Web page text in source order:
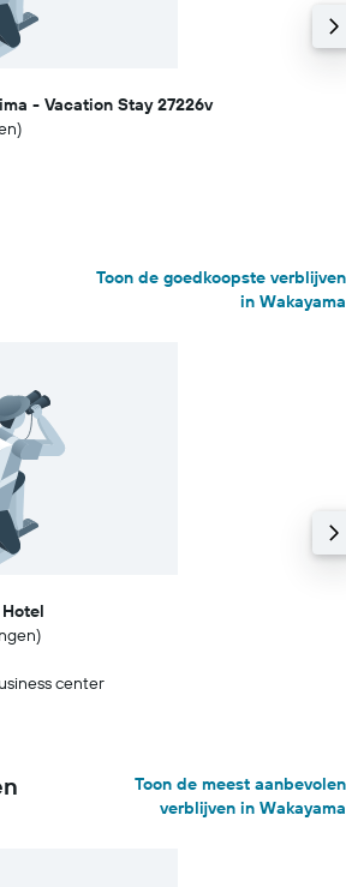
- Vacation Stay 27226v
Toon de goedkoopste verblijven
in Wakayama
center
Toon de meest aanbevolen
verblijven in Wakayama